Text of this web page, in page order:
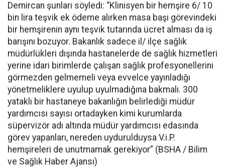
Demircan şunları söyledi: “Klinisyen bir hemşire 6/ 10
bin lira teşvik ek ödeme alırken masa başı görevindeki
bir hemşirenin aynı teşvik tutarında ücret alması da iş
barışını bozuyor. Bakanlık sadece il/ ilçe sağlık
müdürlükleri dışında hastanelerde de sağlık hizmetleri
yerine idari birimlerde çalışan sağlık profesyonellerini
görmezden gelmemeli veya evvelce yayınladığı
yönetmeliklere uyulup uyulmadığına bakmalı. 300
yataklı bir hastaneye bakanlığın belirlediği müdür
yardımcısı sayısı ortadayken kimi kurumlarda
süpervizör adı altında müdür yardımcısı edasında
görev yapanları, nereden uydurulduysa V.i.P.
hemşireleri de unutmamak gerekiyor” (BSHA / Bilim
ve Sağlık Haber Ajansı)